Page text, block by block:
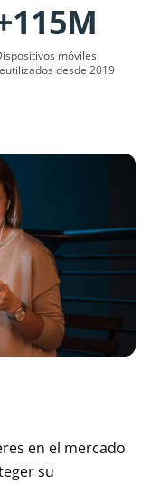
móviles
desde 2019
en el mercado
su